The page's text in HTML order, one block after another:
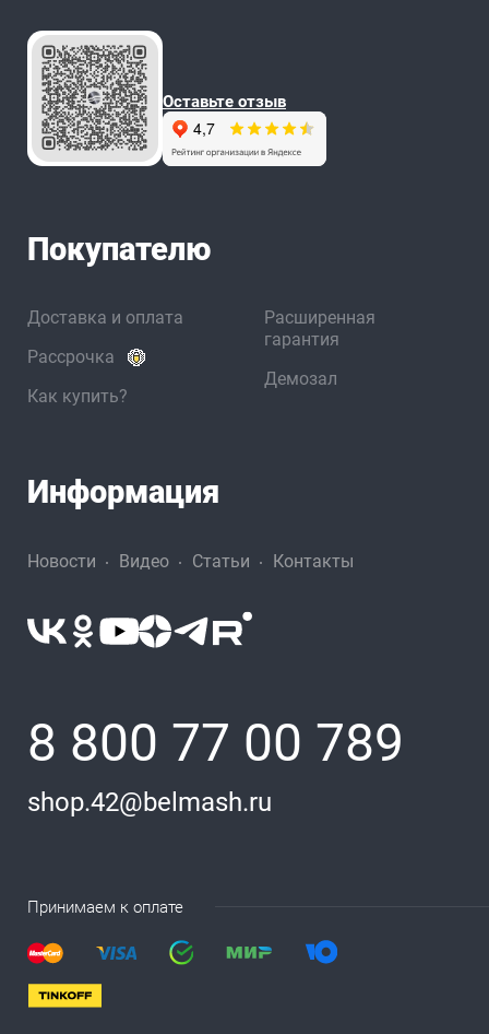
Оставьте отзыв
Покупателю
Доставка и оплата
Рассрочка
Как купить?
Расширенная
гарантия
Демозал
Информация
Новости Видео Статьи Контакты
8 800 77 00 789
shop.42@belmash.ru
Принимаем к оплате